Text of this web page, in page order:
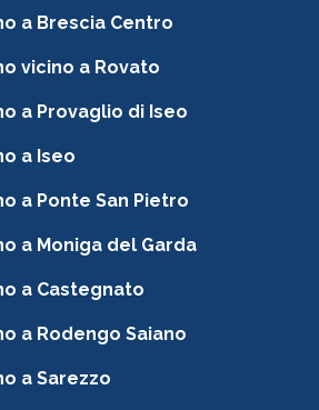
a Brescia Centro
vicino a Rovato
a Provaglio di Iseo
a Iseo
a Ponte San Pietro
a Moniga del Garda
a Castegnato
a Rodengo Saiano
a Sarezzo